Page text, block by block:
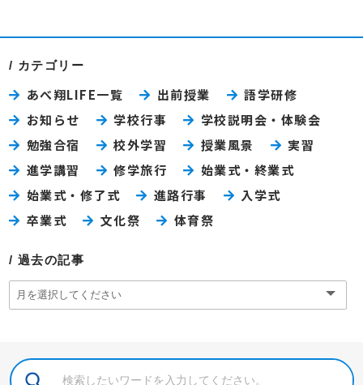
カテゴリー
あべ翔LIFE一覧 出前授業
語学研修
お知らせ
学校行事
学校説明会・体験会
勉強合宿
校外学習 授業風景
実習
進学講習
修学旅行
始業式・終業式
始業式・修了式
進路行事
入学式
卒業式
文化祭 体育祭
過去の記事